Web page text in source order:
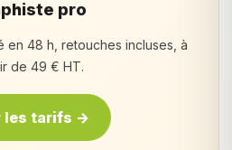
pro
en 48 h, retouches incluses, à
de 49 € HT.
les tarifs →